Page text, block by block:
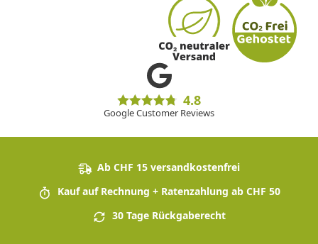
4.8
Google Customer Reviews
Ab CHF 15 versandkostenfrei
Kauf auf Rechnung + Ratenzahlung ab CHF 50
30 Tage Rückgaberecht